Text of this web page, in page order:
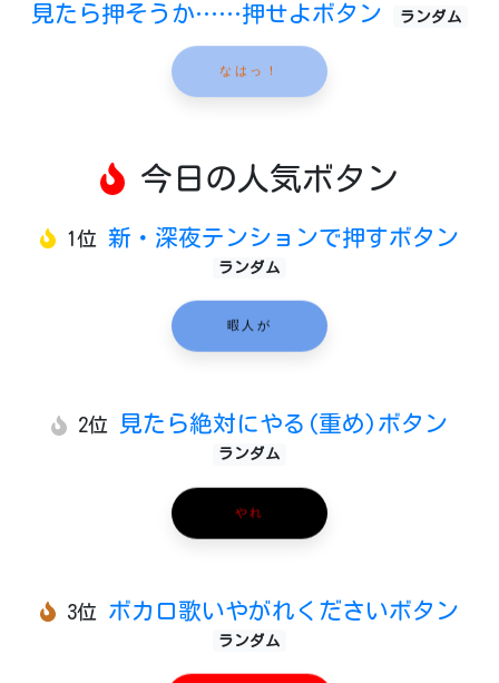
見たら押そうか……押せよボタン ランダム
なはっ！
今日の人気ボタン
1位 新・深夜テンションで押すボタン
ランダム
暇人が
2位 見たら絶対にやる(重め)ボタン
ランダム
やれ
3位 ボカロ歌いやがれくださいボタン
ランダム